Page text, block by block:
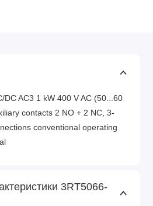
DC AC3 1 kW 400 V AC (50...60
contacts 2 NO + 2 NC, 3-
conventional operating
3RT5066-